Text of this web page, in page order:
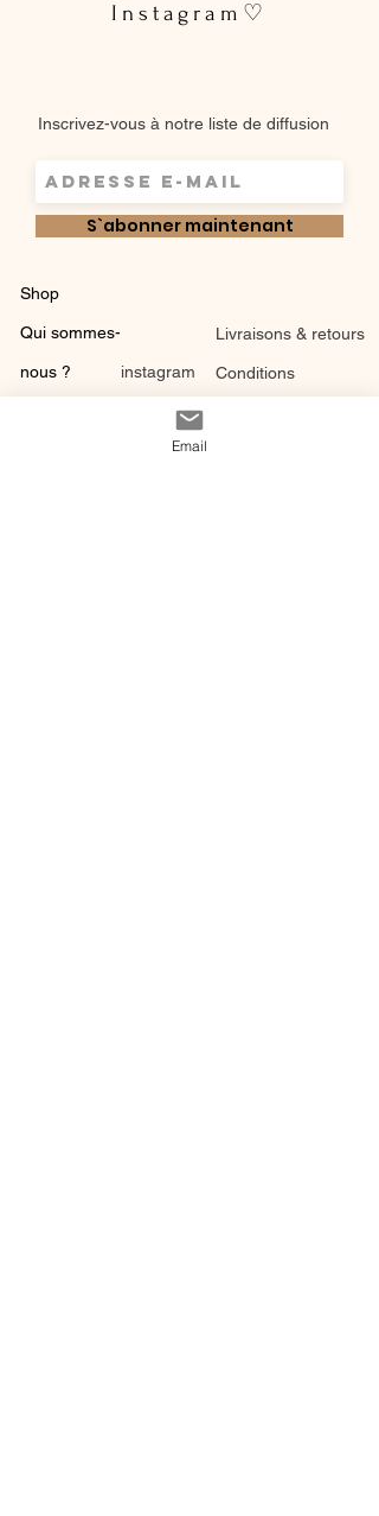
Instagram♡
Inscrivez-vous à notre liste de diffusion
S`abonner maintenant
Shop
Qui sommes-
nous ? instagram
Livraisons & retours
Conditions
Email